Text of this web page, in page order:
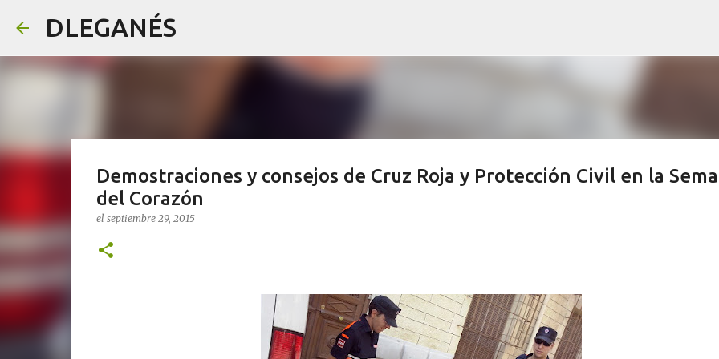
DLEGANÉS
Demostraciones y consejos de Cruz Roja y Protección Civil en la
del Corazón
el septiembre 29, 2015